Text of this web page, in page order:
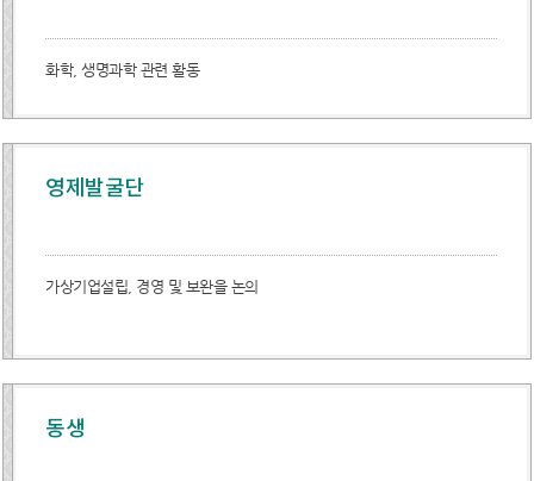
화학, 생명과학 관련 활동
영제발굴단
가상기업설립, 경영 및 보완을 논의
동생